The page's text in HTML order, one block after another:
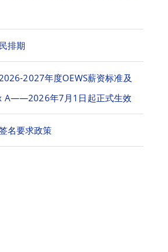
排期
2027年度OEWS薪资标准及
A——2026年7月1日起正式生效
名要求政策